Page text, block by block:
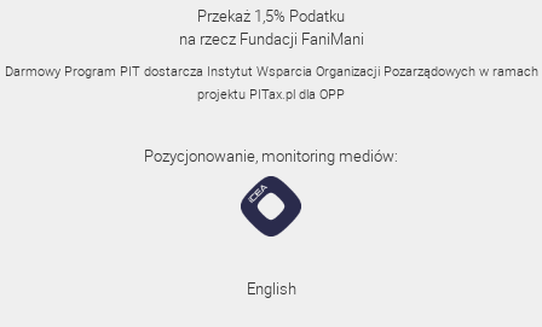
Przekaż 1,5% Podatku
na rzecz Fundacji FaniMani
Darmowy Program PIT dostarcza Instytut Wsparcia Organizacji Pozarządowych w ramach
projektu PITax.pl dla OPP
Pozycjonowanie, monitoring mediów:
English